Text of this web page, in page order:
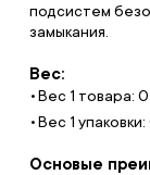
подсистем
замыкания.
Вес:
Вес 1 товара:
Вес 1 упаковки:
Основые